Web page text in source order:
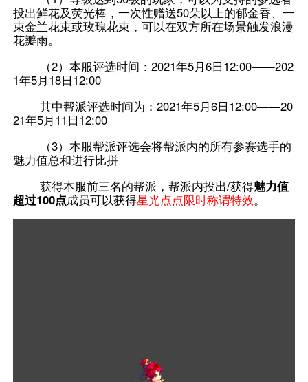
投出鲜花及荧光棒，一次性赠送50朵以上的郁金香、一
束金兰花束或玫瑰花束，可以在双方所在场景触发浪漫
花瓣雨。
（2）本服评选时间：2021年5月6日12:00——202
1年5月18日12:00
其中帮派评选时间为：2021年5月6日12:00——20
21年5月11日12:00
（3）本服帮派评选会将帮派内的所有参赛选手的
魅力值总和进行比拼
获得本服前三名的帮派，帮派内投出/获得魅力值
超过100点成员可以获得星光点点限时称谓特效。